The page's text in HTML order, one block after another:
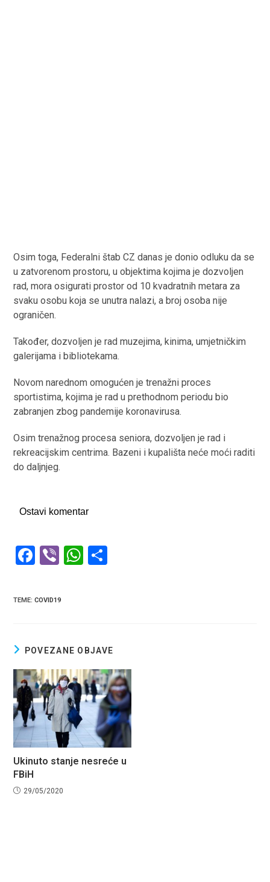
Osim toga, Federalni štab CZ danas je donio odluku da se
u zatvorenom prostoru, u objektima kojima je dozvoljen
rad, mora osigurati prostor od 10 kvadratnih metara za
svaku osobu koja se unutra nalazi, a broj osoba nije
ograničen.
Također, dozvoljen je rad muzejima, kinima, umjetničkim
galerijama i bibliotekama.
Novom narednom omogućen je trenažni proces
sportistima, kojima je rad u prethodnom periodu bio
zabranjen zbog pandemije koronavirusa.
Osim trenažnog procesa seniora, dozvoljen je rad i
rekreacijskim centrima. Bazeni i kupališta neće moći raditi
do daljnjeg.
Ostavi komentar
F
ce
o
k
Vi
er
W
p
p
TEME:COVID19
POVEZANE OBJAVE
Ukinuto stanje nesreće u
FBiH
29/05/2020